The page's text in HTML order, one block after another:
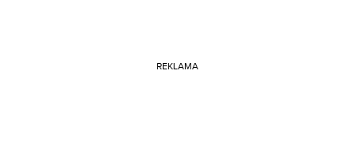
REKLAMA